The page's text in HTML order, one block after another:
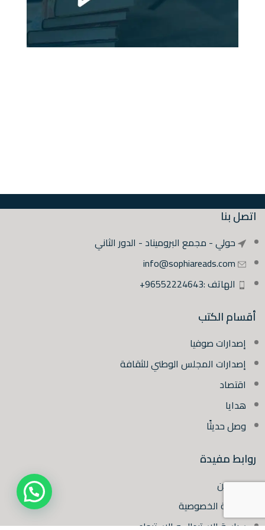
اتصل بنا
حولي - مجمع البروميناد - الدور الثاني
info@sophiareads.com
الهاتف :96552224643+
أقسام الكتب
إصدارات صوفيا
إصدارات المجلس الوطني للثقافة
اقتصاد
هدايا
وصل حديثًا
روابط مفيدة
من نحن
سياسة الخصوصية
سياسة الاستبدال و الاسترجاع